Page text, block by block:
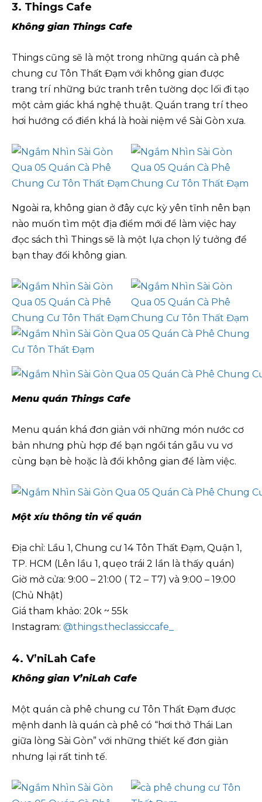
3. Things Cafe
Không gian Things Cafe
Things cũng sẽ là một trong những quán cà phê
chung cư Tôn Thất Đạm với không gian được
trang trí những bức tranh trên tường dọc lối đi tạo
một cảm giác khá nghệ thuật. Quán trang trí theo
hơi hướng cổ điển khá là hoài niệm về Sài Gòn xưa.
Ngoài ra, không gian ở đây cực kỳ yên tĩnh nên bạn
nào muốn tìm một địa điểm mới để làm việc hay
đọc sách thì Things sẽ là một lựa chọn lý tưởng để
bạn thay đổi không gian.
Menu quán Things Cafe
Menu quán khá đơn giản với những món nước cơ
bản nhưng phù hợp để bạn ngồi tán gẫu vu vơ
cùng bạn bè hoặc là đổi không gian để làm việc.
Một xíu thông tin về quán
Địa chỉ: Lầu 1, Chung cư 14 Tôn Thất Đạm, Quận 1,
TP. HCM (Lên lầu 1, quẹo trái 2 lần là thấy quán)
Giờ mở cửa: 9:00 – 21:00 ( T2 – T7) và 9:00 – 19:00
(Chủ Nhật)
Giá tham khảo: 20k ~ 55k
Instagram: @things.theclassiccafe_
4. V’niLah Cafe
Không gian V’niLah Cafe
Một quán cà phê chung cư Tôn Thất Đạm được
mệnh danh là quán cà phê có “hơi thở Thái Lan
giữa lòng Sài Gòn” với những thiết kế đơn giản
nhưng lại rất tinh tế.